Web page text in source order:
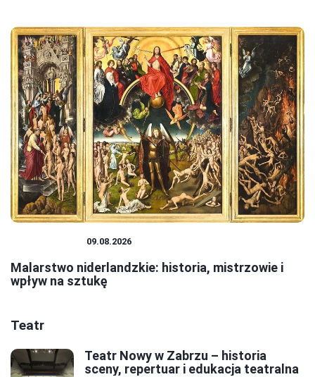
09.08.2026
Malarstwo niderlandzkie: historia, mistrzowie i
wpływ na sztukę
Teatr
Teatr Nowy w Zabrzu – historia
sceny, repertuar i edukacja teatralna